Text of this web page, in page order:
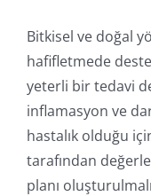
Bitkisel ve doğal
hafifletmede
yeterli bir tedavi
inflamasyon ve
hastalık olduğu
tarafından
planı